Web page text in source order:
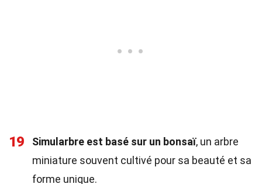
19 Simularbre est basé sur un bonsaï, un arbre
miniature souvent cultivé pour sa beauté et sa
forme unique.